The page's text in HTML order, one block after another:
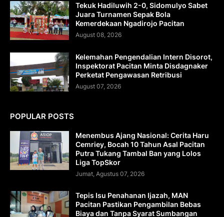
Tekuk Hadiluwih 2-0, Sidomulyo Sabet
Juara Turnamen Sepak Bola
Kemerdekaan Ngadirojo Pacitan
August 08, 2026
Kelemahan Pengendalian Intern Disorot,
Inspektorat Pacitan Minta Disdagnaker
Perketat Pengawasan Retribusi
August 07, 2026
POPULAR POSTS
Menembus Ajang Nasional: Cerita Haru
Cemriey, Bocah 10 Tahun Asal Pacitan
Putra Tukang Tambal Ban yang Lolos
Liga TopSkor
Jumat, Agustus 07, 2026
Tepis Isu Penahanan Ijazah, MAN
Pacitan Pastikan Pengambilan Bebas
Biaya dan Tanpa Syarat Sumbangan